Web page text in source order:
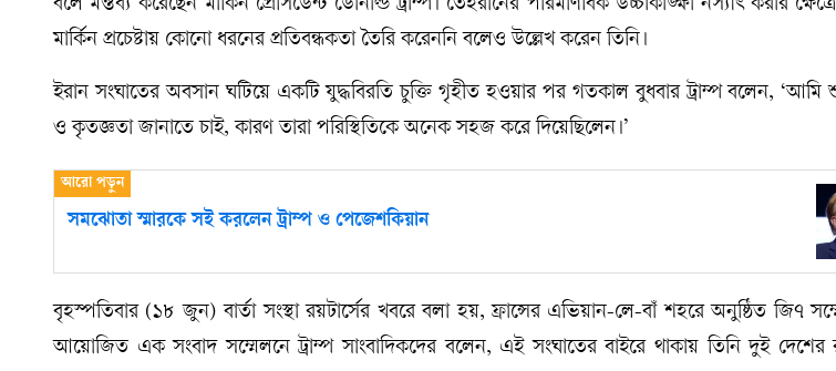
বলে মন্তব্য করেছেন মার্কিন প্রেসিডেন্ট ডোনাল্ড ট্রাম্প। তেহরানের পারমাণবিক উচ্চাকাঙ্ক্ষা নস্যাৎ করার
মার্কিন প্রচেষ্টায় কোনো ধরনের প্রতিবন্ধকতা তৈরি করেননি বলেও উল্লেখ করেন তিনি।
ইরান সংঘাতের অবসান ঘটিয়ে একটি যুদ্ধবিরতি চুক্তি গৃহীত হওয়ার পর গতকাল বুধবার ট্রাম্প বলেন, ‘আমি
ও কৃতজ্ঞতা জানাতে চাই, কারণ তারা পরিস্থিতিকে অনেক সহজ করে দিয়েছিলেন।’
সমঝোতা স্মারকে সই করলেন ট্রাম্প ও পেজেশকিয়ান
বৃহস্পতিবার (১৮ জুন) বার্তা সংস্থা রয়টার্সের খবরে বলা হয়, ফ্রান্সের এভিয়ান-লে-বাঁ শহরে অনুষ্ঠিত জি৭
আয়োজিত এক সংবাদ সম্মেলনে ট্রাম্প সাংবাদিকদের বলেন, এই সংঘাতের বাইরে থাকায় তিনি দুই দেশের